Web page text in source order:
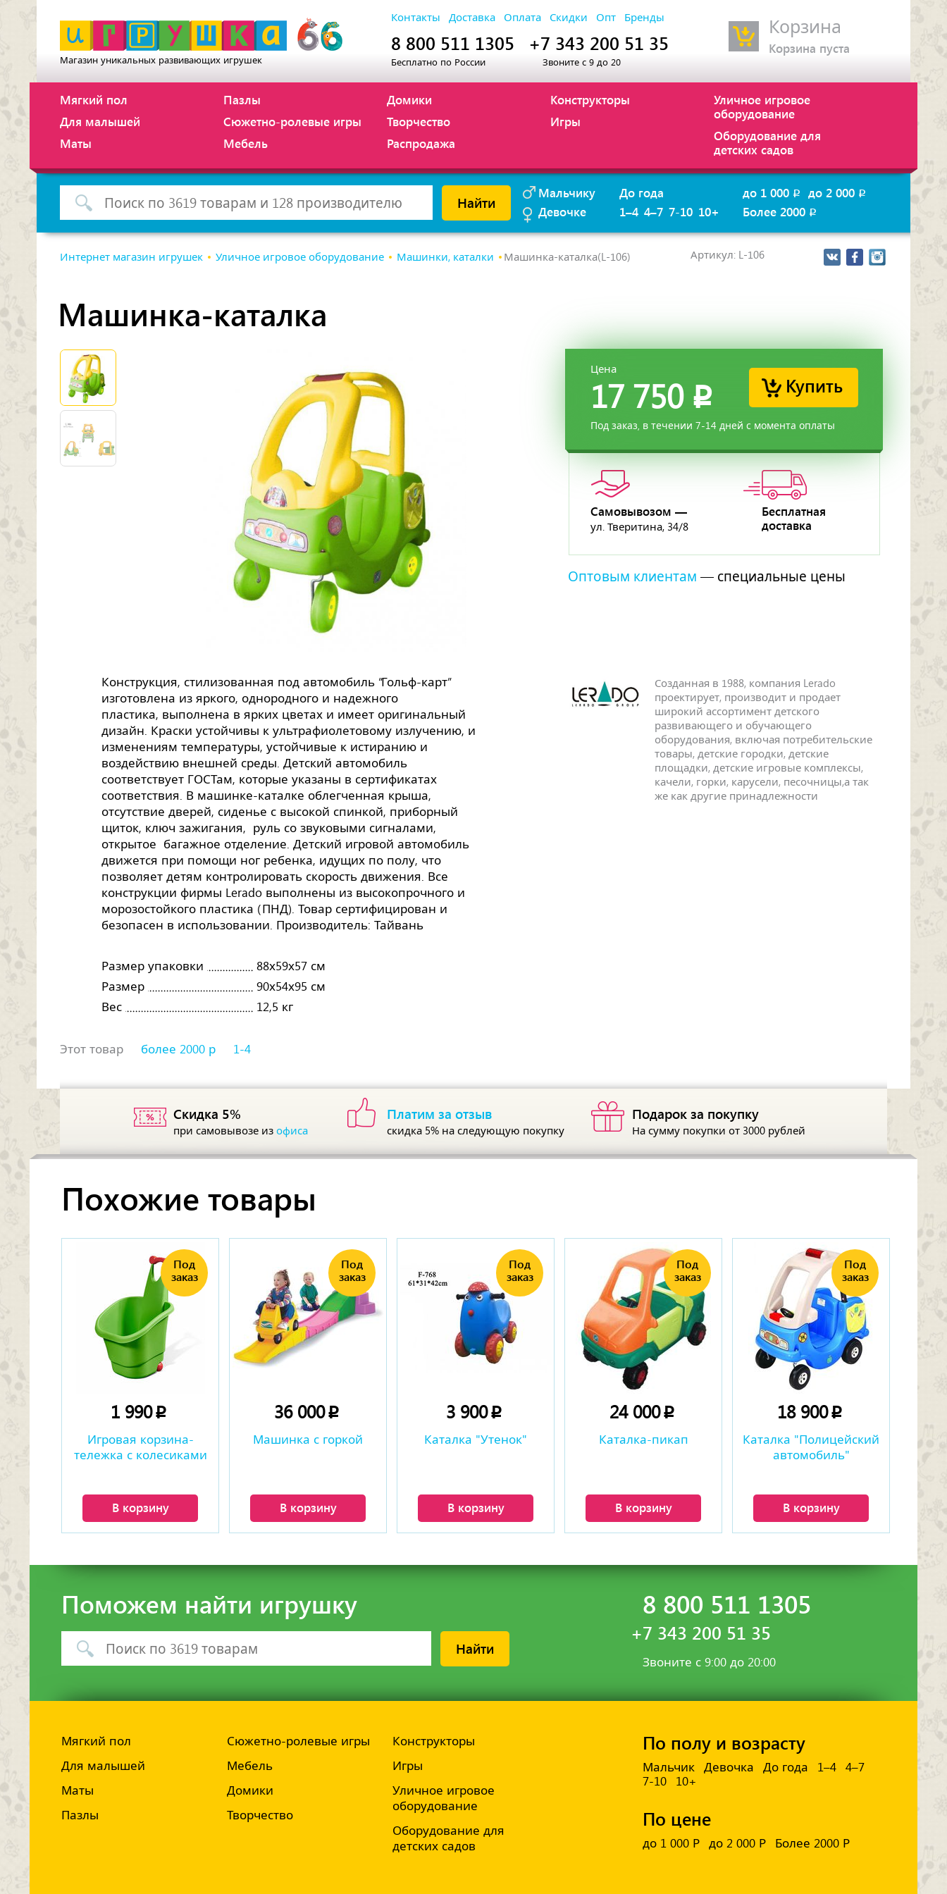
Корзина
Корзина пуста
Магазин уникальных развивающих игрушек
Контакты Доставка Оплата Скидки Опт Бренды
8 800 511 1305
Бесплатно по России
+7 343 200 51 35
Звоните с 9 до 20
Мягкий пол
Для малышей
Маты
Пазлы
Сюжетно-ролевые игры
Мебель
Домики
Творчество
Распродажа
Конструкторы
Игры
Уличное игровое
оборудование
Оборудование для
детских садов
Мальчику
Девочке
До года
1–4 4–7 7-10 10+
до 1 000 p до 2 000 p
Более 2000 p
Найти
Артикул: L-106
Интернет магазин игрушек Уличное игровое оборудование Машинки, каталки Машинка-каталка(L-106)
Машинка-каталка
Купить
Цена
17 750 p
Под заказ, в течении 7-14 дней с момента оплаты
Самовывозом —
ул. Тверитина, 34/8
Бесплатная
доставка
Оптовым клиентам — специальные цены
Конструкция, стилизованная под автомобиль “Гольф-карт”
изготовлена из яркого, однородного и надежного
пластика, выполнена в ярких цветах и имеет оригинальный
дизайн. Краски устойчивы к ультрафиолетовому излучению, и
изменениям температуры, устойчивые к истиранию и
воздействию внешней среды. Детский автомобиль
соответствует ГОСТам, которые указаны в сертификатах
соответствия. В машинке-каталке облегченная крыша,
отсутствие дверей, сиденье с высокой спинкой, приборный
щиток, ключ зажигания, руль со звуковыми сигналами,
открытое багажное отделение. Детский игровой автомобиль
движется при помощи ног ребенка, идущих по полу, что
позволяет детям контролировать скорость движения. Все
конструкции фирмы Lerado выполнены из высокопрочного и
морозостойкого пластика (ПНД). Товар сертифицирован и
безопасен в использовании. Производитель: Тайвань
Размер упаковки
88х59х57 см
Размер
90х54х95 см
Вес
12,5 кг
Созданная в 1988, компания Lerado
проектирует, производит и продает
широкий ассортимент детского
развивающего и обучающего
оборудования, включая потребительские
товары, детские городки, детские
площадки, детские игровые комплексы,
качели, горки, карусели, песочницы,а так
же как другие принадлежности
Этот товар более 2000 р 1-4
Скидка 5%
при самовывозе изофиса
Платим за отзыв
скидка 5% на следующую покупку
Подарок за покупку
На сумму покупки от 3000 рублей
Похожие товары
1 990p
Игровая корзина-
тележка с колесиками
В корзину
36 000p
Машинка с горкой
В корзину
3 900p
Каталка "Утенок"
В корзину
24 000p
Каталка-пикап
В корзину
18 900p
Каталка "Полицейский
автомобиль"
В корзину
8 800 511 1305
+7 343 200 51 35
Звоните с 9:00 до 20:00
Поможем найти игрушку
Найти
По полу и возрасту
Мальчик Девочка До года 1–4
4–7
7-10
10+
По цене
до 1 000 Р до 2 000 Р Более 2000 Р
Мягкий пол
Для малышей
Маты
Пазлы
Сюжетно-ролевые игры
Мебель
Домики
Творчество
Конструкторы
Игры
Уличное игровое
оборудование
Оборудование для
детских садов